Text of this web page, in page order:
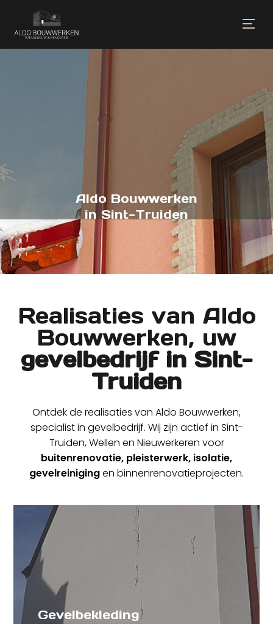
Aldo Bouwwerken
in Sint-Truiden
Realisaties van Aldo
Bouwwerken, uw
gevelbedrijf in Sint-
Truiden
Ontdek de realisaties van Aldo Bouwwerken,
specialist in gevelbedrijf. Wij zijn actief in Sint-
Truiden, Wellen en Nieuwerkeren voor
buitenrenovatie, pleisterwerk, isolatie,
gevelreinigingen binnenrenovatieprojecten.
Gevelbekleding